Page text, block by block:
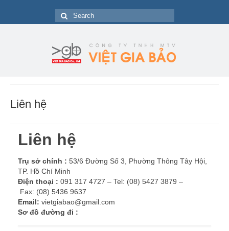
Search
for:
Liên hệ
Liên hệ
Trụ sở chính : 53/6 Đường Số 3, Phường Thông Tây Hội,
TP. Hồ Chí Minh
Điện thoại : 091 317 4727 – Tel: (08) 5427 3879 –
Fax: (08) 5436 9637
Email: vietgiabao@gmail.com
Sơ đồ đường đi :